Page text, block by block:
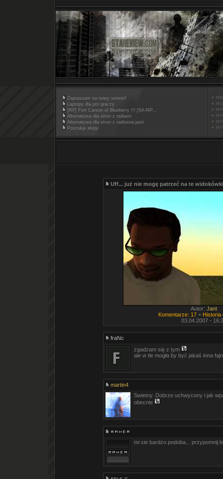
Zapraszam na nowy serwer!
Laptopy dla pro graczy
[RP] Fort Carson of Blueberry !!! [SA-MP...
Alternatywa dla stron z radiami
Alternatywa dla stron z radiostacjami
Poszukje ekipy
Uff... już nie mogę patrzeć na te
Autor: Jant
Komentarze: 17 + Historia
03.04.2007 -
fraNc
zgadzam się z tym
ale w tle mogła by być jakaś inna
martin4
Swietny. Dobrze uchwycony i jak
obecnie
mi sie bardzo podoba... przypomnij